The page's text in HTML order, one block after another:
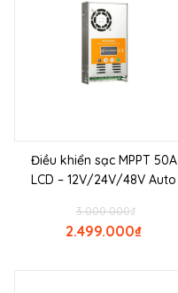
Điều khiển sạc MPPT 50A
LCD – 12V/24V/48V Auto
₫
3.000.000
₫
2.499.000